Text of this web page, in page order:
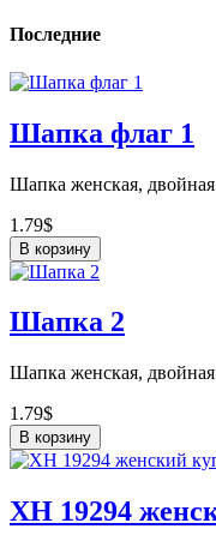
Последние
Шапка флаг 1
Шапка женская,
1.79$
В корзину
Шапка 2
Шапка женская,
1.79$
В корзину
ХН 19294